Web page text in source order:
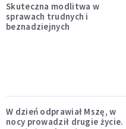
Skuteczna modlitwa w
sprawach trudnych i
beznadziejnych
W dzień odprawiał Mszę, w
nocy prowadził drugie życie.